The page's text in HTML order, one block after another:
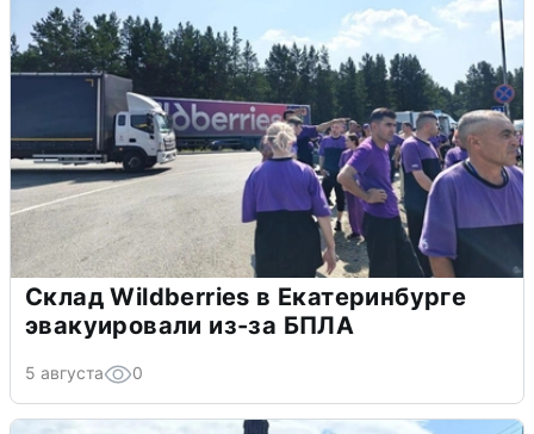
Склад Wildberries в Екатеринбурге
эвакуировали из-за БПЛА
5 августа 0